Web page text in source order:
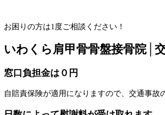
お困りの方は1度ご相談ください！
いわくら肩甲骨骨盤接骨院│
窓口負担金は０円
自賠責保険が適用になりますので、交通事故